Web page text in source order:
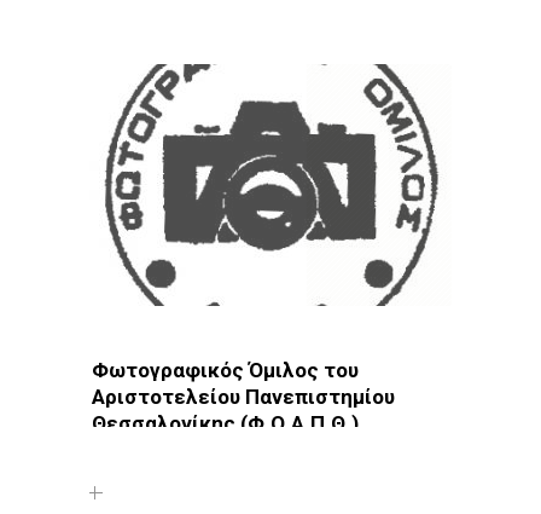
Φωτογραφικός Όμιλος του
Αριστοτελείου Πανεπιστημίου
Θεσσαλονίκης (Φ.Ο.Α.Π.Θ.)